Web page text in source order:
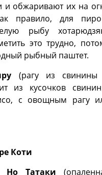
и обжаривают их на
правило, для
рыбу
это трудно,
рыбный паштет.
(рагу из
из кусочков
с овощным рагу
Коти
Но Татаки